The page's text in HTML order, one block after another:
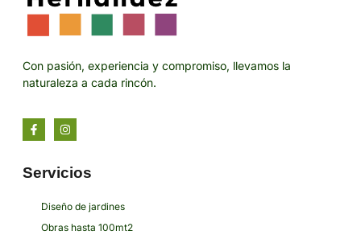
Con pasión, experiencia y compromiso, llevamos la
naturaleza a cada rincón.
Servicios
Diseño de jardines
Obras hasta 100mt2